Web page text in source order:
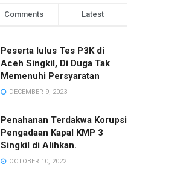
Comments Latest
Peserta lulus Tes P3K di
Aceh Singkil, Di Duga Tak
Memenuhi Persyaratan
DECEMBER 9, 2023
Penahanan Terdakwa Korupsi
Pengadaan Kapal KMP 3
Singkil di Alihkan.
OCTOBER 10, 2022